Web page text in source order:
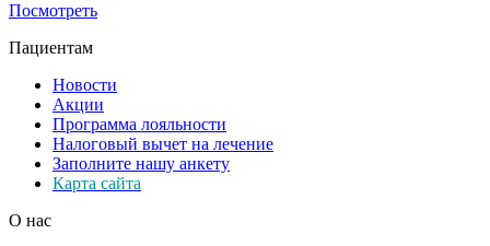
Посмотреть
Пациентам
Новости
Акции
Программа лояльности
Налоговый вычет на лечение
Заполните нашу анкету
Карта сайта
О нас